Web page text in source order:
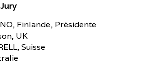
Finlande, Présidente
UK
Suisse